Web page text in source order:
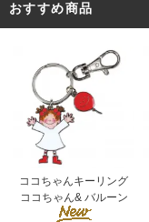
おすすめ商品
ココちゃんキーリング
ココちゃん& バルーン